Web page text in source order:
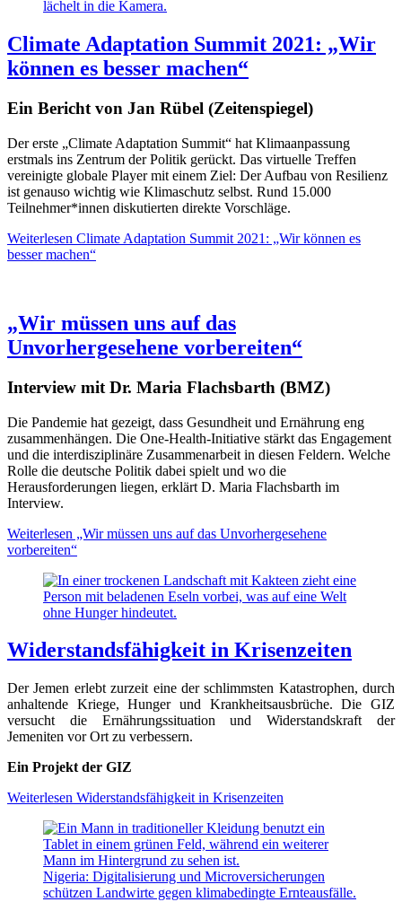
Climate Adaptation Summit 2021: „Wir
können es besser machen“
Ein Bericht von Jan Rübel (Zeitenspiegel)
Der erste „Climate Adaptation Summit“ hat Klimaanpassung
erstmals ins Zentrum der Politik gerückt. Das virtuelle Treffen
vereinigte globale Player mit einem Ziel: Der Aufbau von Resilienz
ist genauso wichtig wie Klimaschutz selbst. Rund 15.000
Teilnehmer*innen diskutierten direkte Vorschläge.
Weiterlesen Climate Adaptation Summit 2021: „Wir können es
besser machen“
„Wir müssen uns auf das
Unvorhergesehene vorbereiten“
Interview mit Dr. Maria Flachsbarth (BMZ)
Die Pandemie hat gezeigt, dass Gesundheit und Ernährung eng
zusammenhängen. Die One-Health-Initiative stärkt das Engagement
und die interdisziplinäre Zusammenarbeit in diesen Feldern. Welche
Rolle die deutsche Politik dabei spielt und wo die
Herausforderungen liegen, erklärt D. Maria Flachsbarth im
Interview.
Weiterlesen „Wir müssen uns auf das Unvorhergesehene
vorbereiten“
Widerstandsfähigkeit in Krisenzeiten
Der Jemen erlebt zurzeit eine der schlimmsten Katastrophen, durch
anhaltende Kriege, Hunger und Krankheitsausbrüche. Die GIZ
versucht die Ernährungssituation und Widerstandskraft der
Jemeniten vor Ort zu verbessern.
Ein Projekt der GIZ
Weiterlesen Widerstandsfähigkeit in Krisenzeiten
Nigeria: Digitalisierung und Microversicherungen
schützen Landwirte gegen klimabedingte Ernteausfälle.